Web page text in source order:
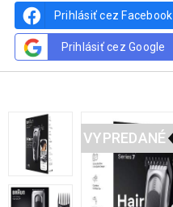
Prihlásiť cez Facebook
Prihlásiť cez Google
VYPREDANÉ